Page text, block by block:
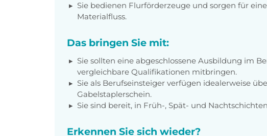
Sie bedienen Flurförderzeuge und sorgen für
Materialfluss.
Das bringen Sie mit:
Sie sollten eine abgeschlossene Ausbildung im
vergleichbare Qualifikationen mitbringen.
Sie als Berufseinsteiger verfügen idealerweise
Gabelstaplerschein.
Sie sind bereit, in Früh-, Spät- und
Erkennen Sie sich wieder?